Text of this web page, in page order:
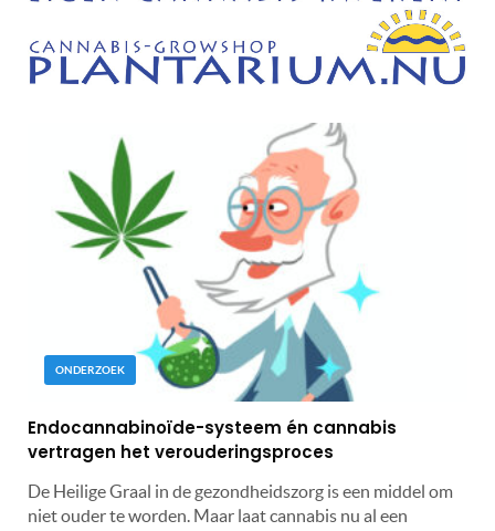
ONDERZOEK
Endocannabinoïde-systeem én cannabis
vertragen het verouderingsproces
De Heilige Graal in de gezondheidszorg is een middel om
niet ouder te worden. Maar laat cannabis nu al een